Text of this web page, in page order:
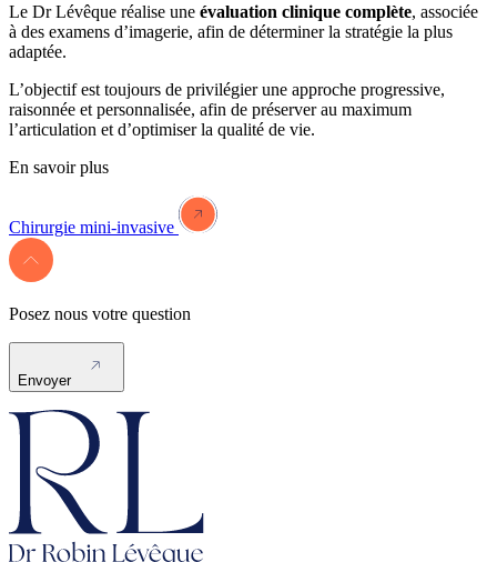
Le Dr Lévêque réalise une évaluation clinique complète, associée
à des examens d’imagerie, afin de déterminer la stratégie la plus
adaptée.
L’objectif est toujours de privilégier une approche progressive,
raisonnée et personnalisée, afin de préserver au maximum
l’articulation et d’optimiser la qualité de vie.
En savoir plus
Chirurgie mini-invasive
Posez nous votre question
Envoyer